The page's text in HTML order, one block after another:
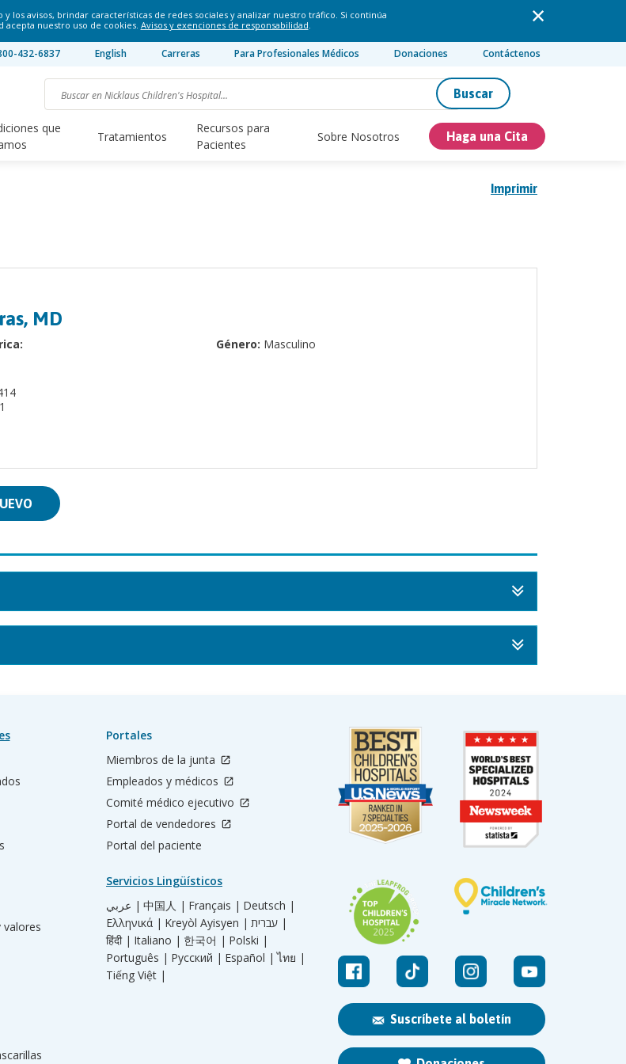
los avisos, brindar características de redes sociales y analizar nuestro tráfico. Si continúa
acepta nuestro uso de cookies. Avisos y exenciones de responsabilidad.
432-6837 English Carreras Para Profesionales Médicos Donaciones Contáctenos
Buscar
que
Tratamientos
Recursos para
Pacientes
Sobre Nosotros Haga una Cita
Imprimir
MD
Género: Masculino
Suscríbete al boletín
valores
Portales
Miembros de la junta
Empleados y médicos
Comité médico ejecutivo
Portal de vendedores
Portal del paciente
Servicios Lingüísticos
عربي | 中国人 | Français | Deutsch |
Ελληνικά | Kreyòl Ayisyen |
עברית |
हिंदी | Italiano | 한국어 | Polski |
Português | Русский | Español | ไทย |
Tiếng Việt |